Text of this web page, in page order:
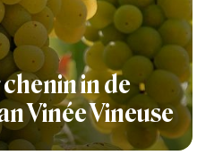
in de
Vinée Vineuse